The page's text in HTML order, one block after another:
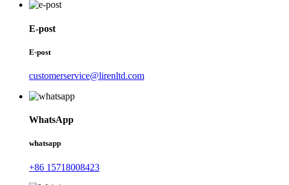
E-post
E-post
customerservice@lirenltd.com
WhatsApp
whatsapp
+86 15718008423